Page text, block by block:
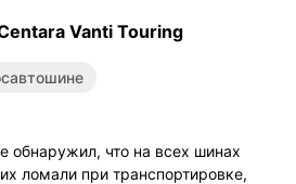
Vanti Touring
обнаружил, что на всех шинах
ломали при транспортировке,